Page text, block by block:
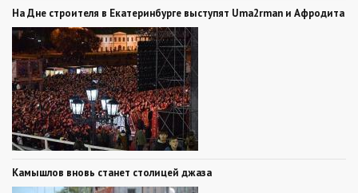
На Дне строителя в Екатеринбурге выступят Uma2rman и Афродита
Камышлов вновь станет столицей джаза